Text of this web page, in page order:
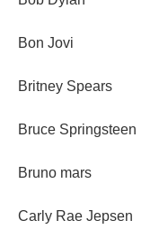
Bon Jovi
Britney Spears
Bruce Springsteen
Bruno mars
Carly Rae Jepsen